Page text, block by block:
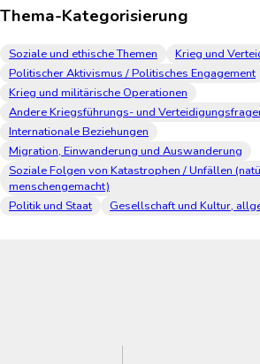
Thema-Kategorisierung
Soziale und ethische Themen
Krieg und
Politischer Aktivismus / Politisches Engagement
Krieg und militärische Operationen
Andere Kriegsführungs- und
Internationale Beziehungen
Migration, Einwanderung und Auswanderung
Soziale Folgen von Katastrophen / Unfällen
menschengemacht)
Politik und Staat
Gesellschaft und Kultur,